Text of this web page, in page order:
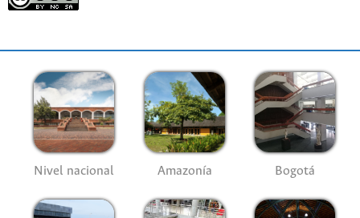
Nivel nacional Amazonía Bogotá